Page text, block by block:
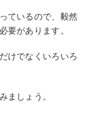
ているので、毅然
要があります。
けでなくいろいろ
ましょう。